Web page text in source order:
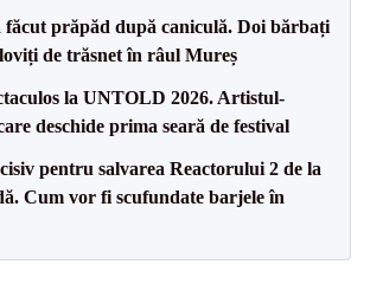
făcut prăpăd după caniculă. Doi bărbați
de trăsnet în râul Mureș
la UNTOLD 2026. Artistul-
deschide prima seară de festival
pentru salvarea Reactorului 2 de la
Cum vor fi scufundate barjele în